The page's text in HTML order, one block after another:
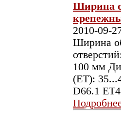
Ширина
2010-09-
Ширина
100 мм
(ET):
D66.1